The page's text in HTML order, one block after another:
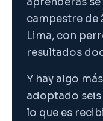
campestre de
Lima, con
resultados
Y hay algo
adoptado
lo que es